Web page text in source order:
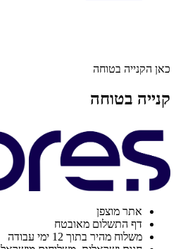
כאן הקנייה בטוחה
קנייה בטוחה
אתר מוצפן
דף התשלום מאובטח
משלוח מהיר בתוך 12 ימי עבודה